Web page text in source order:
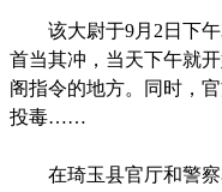
该大尉于9月2日下午3
首当其冲，当天下午就
阁指令的地方。同时，
投毒……
在琦玉县官厅和警察